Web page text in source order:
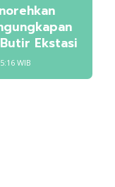
Ekstasi
WIB